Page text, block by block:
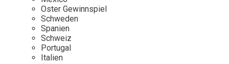
Mexico
Niederlande
Österreich
Portugal
Persönlichkeiten
Our Story
Career
Kontakt
Impressum
Oster Gewinnspiel
Schweden
Spanien
Schweiz
Portugal
Italien